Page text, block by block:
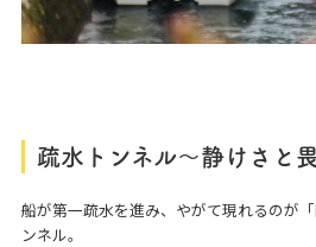
疏水トンネル～静けさと
船が第一疏水を進み、やがて現れるのが
ンネル。